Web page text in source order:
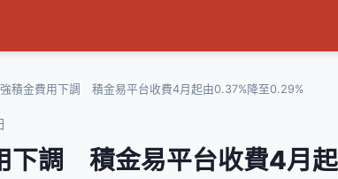
強積金費用下調 積金易平台收費4月起由0.37%降至0.29%
下調 積金易平台收費4月